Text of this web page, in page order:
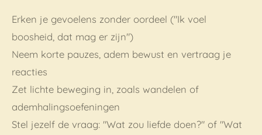
Erken je gevoelens zonder oordeel ("Ik voel
boosheid, dat mag er zijn")
Neem korte pauzes, adem bewust en vertraag je
reacties
Zet lichte beweging in, zoals wandelen of
ademhalingsoefeningen
Stel jezelf de vraag: "Wat zou liefde doen?" of "Wat